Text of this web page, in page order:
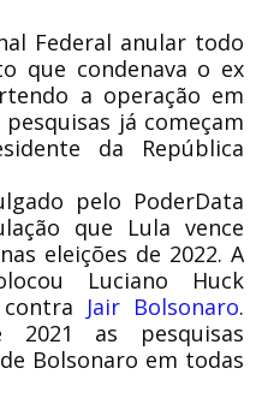
Federal anular todo
que condenava o ex
a operação em
já começam
da República
pelo PoderData
que Lula vence
eleições de 2022. A
Luciano Huck
Jair Bolsonaro.
as pesquisas
Bolsonaro em todas